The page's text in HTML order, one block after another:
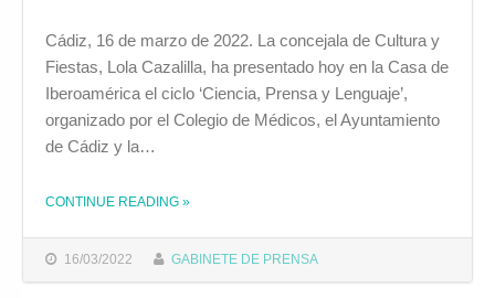
16/03/2022 GABINETE DE PRENSA
Cádiz, 16 de marzo de 2022. La concejala de Cultura y
Fiestas, Lola Cazalilla, ha presentado hoy en la Casa de
Iberoamérica el ciclo ‘Ciencia, Prensa y Lenguaje’,
organizado por el Colegio de Médicos, el Ayuntamiento
de Cádiz y la…
CONTINUE READING »